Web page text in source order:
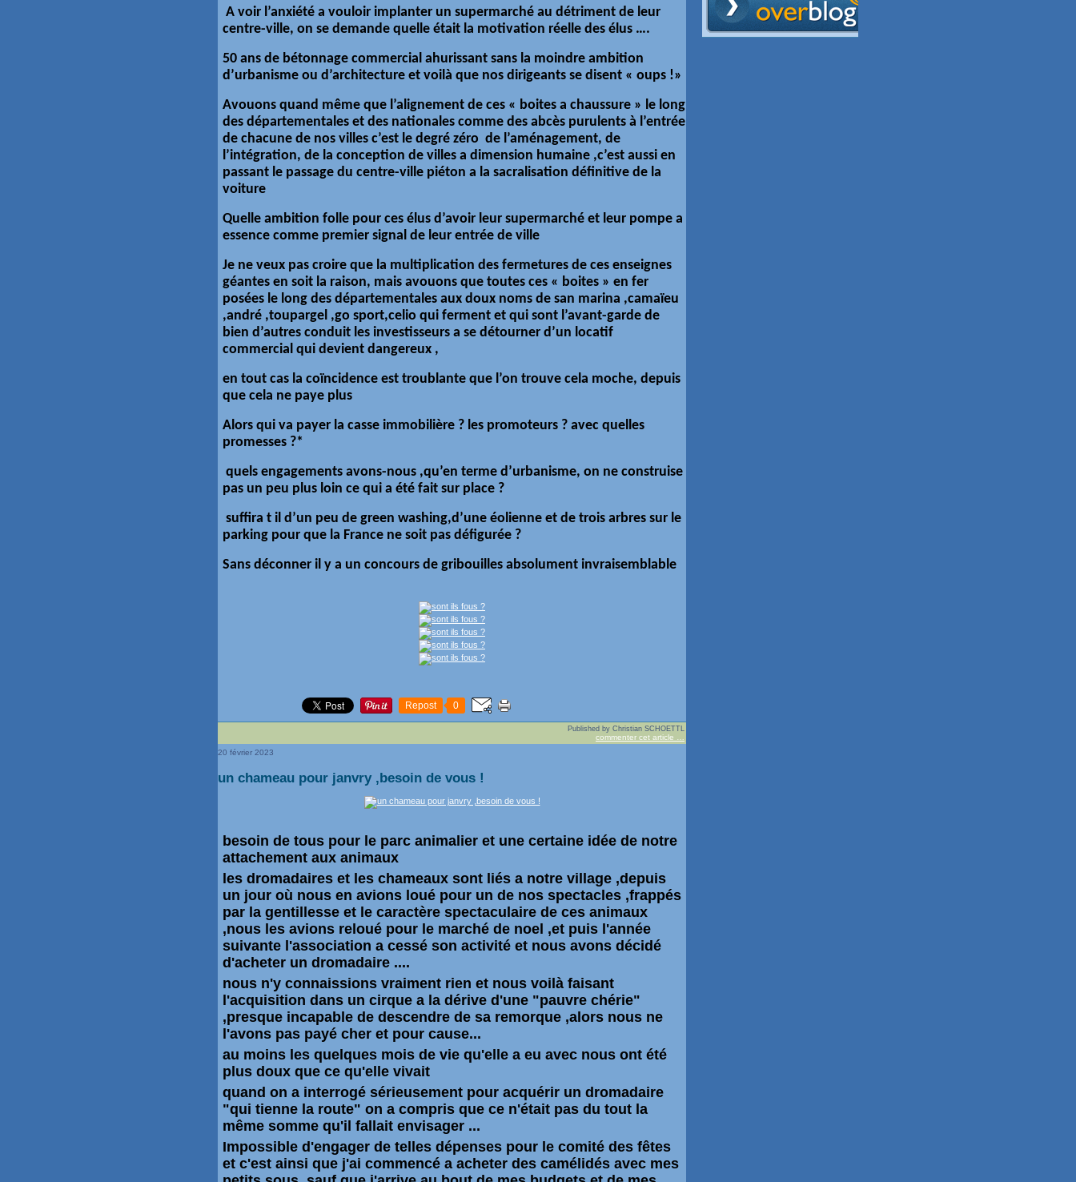
A voir l’anxiété a vouloir implanter un supermarché au détriment de leur
centre-ville, on se demande quelle était la motivation réelle des élus ….
50 ans de bétonnage commercial ahurissant sans la moindre ambition
d’urbanisme ou d’architecture et voilà que nos dirigeants se disent « oups !»
Avouons quand même que l’alignement de ces « boites a chaussure » le long
des départementales et des nationales comme des abcès purulents à l’entrée
de chacune de nos villes c’est le degré zéro de l’aménagement, de
l’intégration, de la conception de villes a dimension humaine ,c’est aussi en
passant le passage du centre-ville piéton a la sacralisation définitive de la
voiture
Quelle ambition folle pour ces élus d’avoir leur supermarché et leur pompe a
essence comme premier signal de leur entrée de ville
Je ne veux pas croire que la multiplication des fermetures de ces enseignes
géantes en soit la raison, mais avouons que toutes ces « boites » en fer
posées le long des départementales aux doux noms de san marina ,camaïeu
,andré ,toupargel ,go sport,celio qui ferment et qui sont l’avant-garde de
bien d’autres conduit les investisseurs a se détourner d’un locatif
commercial qui devient dangereux ,
en tout cas la coïncidence est troublante que l’on trouve cela moche, depuis
que cela ne paye plus
Alors qui va payer la casse immobilière ? les promoteurs ? avec quelles
promesses ?*
quels engagements avons-nous ,qu’en terme d’urbanisme, on ne construise
pas un peu plus loin ce qui a été fait sur place ?
suffira t il d’un peu de green washing,d’une éolienne et de trois arbres sur le
parking pour que la France ne soit pas défigurée ?
Sans déconner il y a un concours de gribouilles absolument invraisemblable
Repost 0
Published by Christian SCHOETTL
commenter cet article
20 février 2023
un chameau pour janvry ,besoin de vous !
besoin de tous pour le parc animalier et une certaine idée de notre
attachement aux animaux
les dromadaires et les chameaux sont liés a notre village ,depuis
un jour où nous en avions loué pour un de nos spectacles ,frappés
par la gentillesse et le caractère spectaculaire de ces animaux
,nous les avions reloué pour le marché de noel ,et puis l'année
suivante l'association a cessé son activité et nous avons décidé
d'acheter un dromadaire ....
nous n'y connaissions vraiment rien et nous voilà faisant
l'acquisition dans un cirque a la dérive d'une "pauvre chérie"
,presque incapable de descendre de sa remorque ,alors nous ne
l'avons pas payé cher et pour cause...
au moins les quelques mois de vie qu'elle a eu avec nous ont été
plus doux que ce qu'elle vivait
quand on a interrogé sérieusement pour acquérir un dromadaire
"qui tienne la route" on a compris que ce n'était pas du tout la
même somme qu'il fallait envisager ...
Impossible d'engager de telles dépenses pour le comité des fêtes
et c'est ainsi que j'ai commencé a acheter des camélidés avec mes